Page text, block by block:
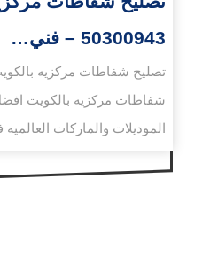
50300943 – فني…
تصليح شفاطات مركزيه
شفاطات مركزيه بالكويت
الموديلات والماركات